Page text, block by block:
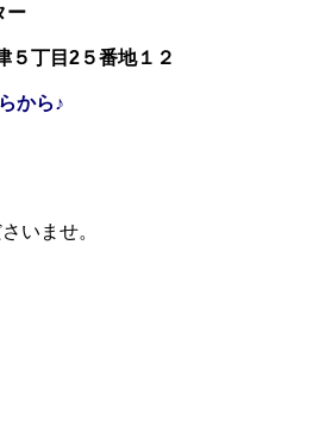
ー
５丁目2５番地１２
から♪
いませ。